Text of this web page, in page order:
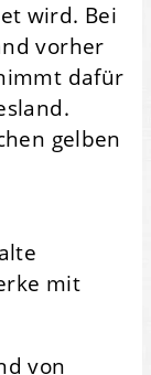
wird. Bei
vorher
dafür
gelben
mit
von